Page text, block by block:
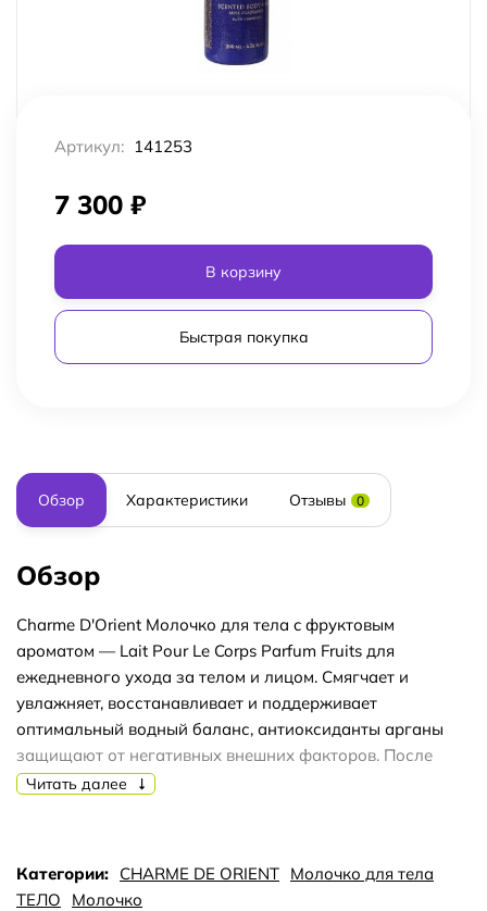
Артикул: 141253
7 300 ₽
В корзину
Быстрая покупка
Обзор Характеристики Отзывы 0
Обзор
Charme D'Orient Молочко для тела c фруктовым
ароматом — Lait Pour Le Corps Parfum Fruits для
ежедневного ухода за телом и лицом. Смягчает и
увлажняет, восстанавливает и поддерживает
оптимальный водный баланс, антиоксиданты арганы
защищают от негативных внешних факторов. После
использования нет липкости, ощущения жирности кожи.
ежедневного использования после ванны и душа.
Читать далее
Категории: CHARME DE ORIENT Молочко для тела
ТЕЛО
Молочко